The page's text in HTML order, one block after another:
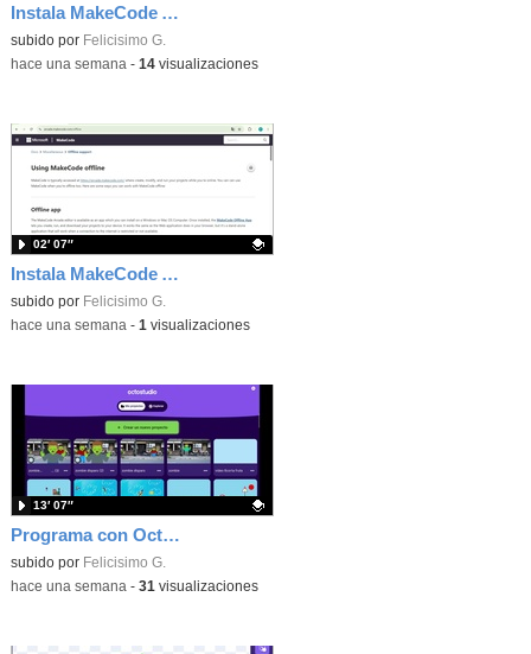
Instala MakeCode Arcade para trabajar offline en tu tablet, ordenador, Chromebook
Contenido educativo.
subido por Felicisimo G.
-hace una semana - 14visualizaciones
Instala MakeCode Arcade offline para programar grandes juegos sin necesidad de Internet
Contenido educativo.
subido por Felicisimo G.
02′ 07″
-hace una semana - 1 visualizaciones
Programa con OctoStudio, un juego de disparos contra Zombies con un cargador basado en el House of the dead
Contenido educativo.
subido por Felicisimo G.
13′ 07″
-hace una semana - 31 visualizaciones